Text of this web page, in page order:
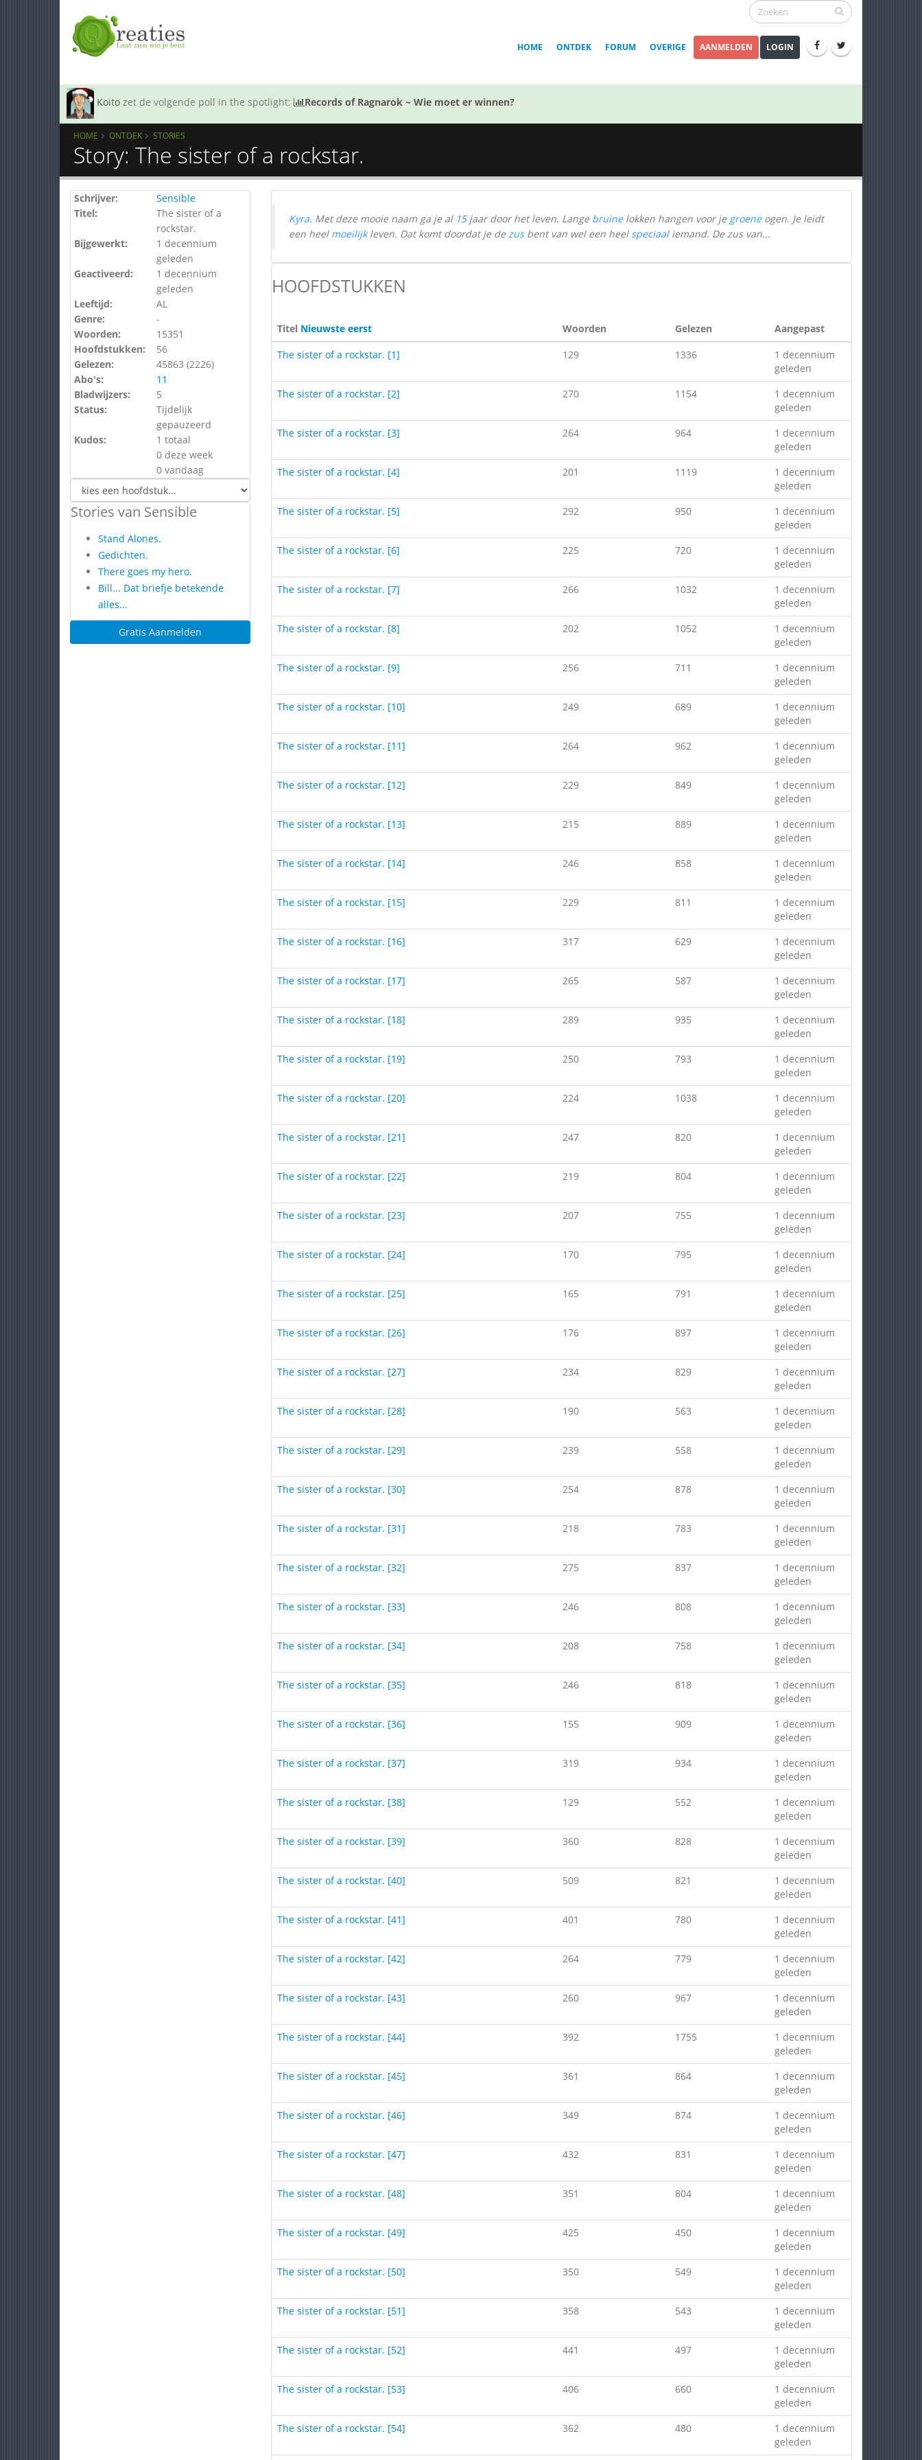
HOME ONTDEK FORUM OVERIGE AANMELDEN LOGIN
Koito zet de volgende poll in the spotlight: Records of Ragnarok ~ Wie moet er winnen?
HOME ONTDEK STORIES
Story: The sister of a rockstar.
Schrijver:
Sensible
Titel:
The sister of a
rockstar.
Bijgewerkt:
1 decennium
geleden
Geactiveerd:
1 decennium
geleden
Leeftijd:
AL
Genre:
-
Woorden:
15351
Hoofdstukken:
56
Gelezen:
45863 (2226)
Abo's:
11
Bladwijzers:
5
Status:
Tijdelijk
gepauzeerd
Kudos:
1 totaal
0 deze week
0 vandaag
Stories van Sensible
Stand Alones.
Gedichten.
There goes my hero.
Bill... Dat briefje betekende
alles...
Gratis Aanmelden
Kyra. Met deze mooie naam ga je al 15jaar door het leven. Lange bruinelokken hangen voor je groeneogen. Je leidt
een heel moeilijkleven. Dat komt doordat je dezusbent van wel een heel speciaaliemand. De zus van...
HOOFDSTUKKEN
Titel Nieuwste eerst Woorden Gelezen
Aangepast
The sister of a rockstar. [1]
129 1336
1 decennium
geleden
The sister of a rockstar. [2]
270 1154
1 decennium
geleden
The sister of a rockstar. [3]
264 964
1 decennium
geleden
The sister of a rockstar. [4]
201 1119
1 decennium
geleden
The sister of a rockstar. [5]
292 950
1 decennium
geleden
The sister of a rockstar. [6]
225 720
1 decennium
geleden
The sister of a rockstar. [7]
266 1032
1 decennium
geleden
The sister of a rockstar. [8]
202 1052
1 decennium
geleden
The sister of a rockstar. [9]
256 711
1 decennium
geleden
The sister of a rockstar. [10]
249 689
1 decennium
geleden
The sister of a rockstar. [11]
264 962
1 decennium
geleden
The sister of a rockstar. [12]
229 849
1 decennium
geleden
The sister of a rockstar. [13]
215 889
1 decennium
geleden
The sister of a rockstar. [14]
246 858
1 decennium
geleden
The sister of a rockstar. [15]
229 811
1 decennium
geleden
The sister of a rockstar. [16]
317 629
1 decennium
geleden
The sister of a rockstar. [17]
265 587
1 decennium
geleden
The sister of a rockstar. [18]
289 935
1 decennium
geleden
The sister of a rockstar. [19]
250 793
1 decennium
geleden
The sister of a rockstar. [20]
224 1038
1 decennium
geleden
The sister of a rockstar. [21]
247 820
1 decennium
geleden
The sister of a rockstar. [22]
219 804
1 decennium
geleden
The sister of a rockstar. [23]
207 755
1 decennium
geleden
The sister of a rockstar. [24]
170 795
1 decennium
geleden
The sister of a rockstar. [25]
165 791
1 decennium
geleden
The sister of a rockstar. [26]
176 897
1 decennium
geleden
The sister of a rockstar. [27]
234 829
1 decennium
geleden
The sister of a rockstar. [28]
190 563
1 decennium
geleden
The sister of a rockstar. [29]
239 558
1 decennium
geleden
The sister of a rockstar. [30]
254 878
1 decennium
geleden
The sister of a rockstar. [31]
218 783
1 decennium
geleden
The sister of a rockstar. [32]
275 837
1 decennium
geleden
The sister of a rockstar. [33]
246 808
1 decennium
geleden
The sister of a rockstar. [34]
208 758
1 decennium
geleden
The sister of a rockstar. [35]
246 818
1 decennium
geleden
The sister of a rockstar. [36]
155 909
1 decennium
geleden
The sister of a rockstar. [37]
319 934
1 decennium
geleden
The sister of a rockstar. [38]
129 552
1 decennium
geleden
The sister of a rockstar. [39]
360 828
1 decennium
geleden
The sister of a rockstar. [40]
509 821
1 decennium
geleden
The sister of a rockstar. [41]
401 780
1 decennium
geleden
The sister of a rockstar. [42]
264 779
1 decennium
geleden
The sister of a rockstar. [43]
260 967
1 decennium
geleden
The sister of a rockstar. [44]
392 1755
1 decennium
geleden
The sister of a rockstar. [45]
361 864
1 decennium
geleden
The sister of a rockstar. [46]
349 874
1 decennium
geleden
The sister of a rockstar. [47]
432 831
1 decennium
geleden
The sister of a rockstar. [48]
351 804
1 decennium
geleden
The sister of a rockstar. [49]
425 450
1 decennium
geleden
The sister of a rockstar. [50]
350 549
1 decennium
geleden
The sister of a rockstar. [51]
358 543
1 decennium
geleden
The sister of a rockstar. [52]
441 497
1 decennium
geleden
The sister of a rockstar. [53]
406 660
1 decennium
geleden
The sister of a rockstar. [54]
362 480
1 decennium
geleden